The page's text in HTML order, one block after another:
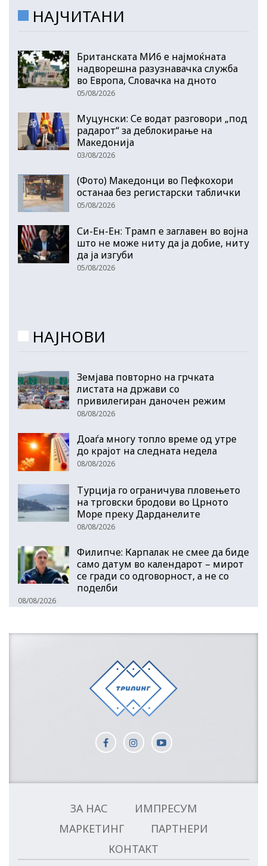
НАЈЧИТАНИ
Британската МИ6 е најмоќната
надворешна разузнавачка служба
во Европа, Словачка на дното
05/08/2026
Муцунски: Се водат разговори „под
радарот“ за деблокирање на
Македонија
03/08/2026
(Фото) Македонци во Пефкохори
останаа без регистарски таблички
05/08/2026
Си-Ен-Ен: Трамп е заглавен во војна
што не може ниту да ја добие, ниту
да ја изгуби
05/08/2026
НАЈНОВИ
Земјава повторно на грчката
листата на држави со
привилегиран даночен режим
08/08/2026
Доаѓа многу топло време од утре
до крајот на следната недела
08/08/2026
Турција го ограничува пловењето
на трговски бродови во Црното
Море преку Дарданелите
08/08/2026
Филипче: Карпалак не смее да биде
само датум во календарот – мирот
се гради со одговорност, а не со
поделби
08/08/2026
ЗА НАС
ИМПРЕСУМ
МАРКЕТИНГ
ПАРТНЕРИ
КОНТАКТ